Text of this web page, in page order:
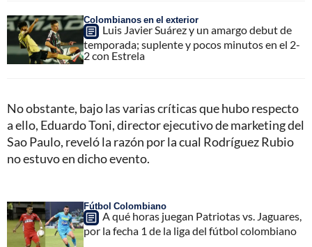
Colombianos en el exterior
Luis Javier Suárez y un amargo debut de
temporada; suplente y pocos minutos en el 2-
2 con Estrela
No obstante, bajo las varias críticas que hubo respecto
a ello, Eduardo Toni, director ejecutivo de marketing del
Sao Paulo, reveló la razón por la cual Rodríguez Rubio
no estuvo en dicho evento.
Fútbol Colombiano
A qué horas juegan Patriotas vs. Jaguares,
por la fecha 1 de la liga del fútbol colombiano